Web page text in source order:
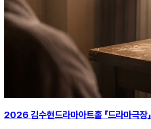
2026 김수현드라마아트홀 「드라마극장」